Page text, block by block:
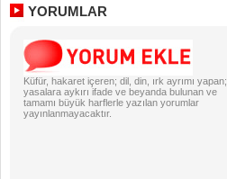
YORUMLAR
Küfür, hakaret içeren; dil, din, ırk ayrımı yapan;
yasalara aykırı ifade ve beyanda bulunan ve
tamamı büyük harflerle yazılan yorumlar
yayınlanmayacaktır.